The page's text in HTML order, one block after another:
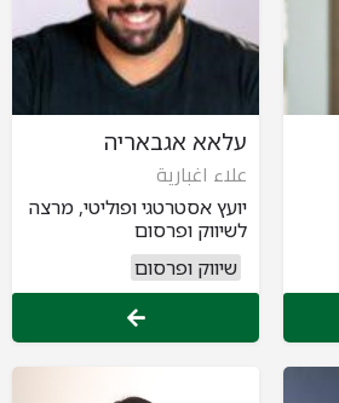
עלאא אגבאריה
علاء اغبارية
יועץ אסטרטגי ופוליטי, מרצה
לשיווק ופרסום
שיווק ופרסום